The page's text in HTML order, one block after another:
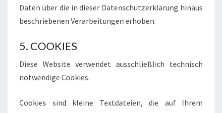
Daten über die in dieser Datenschutzerklärung hinaus
beschriebenen Verarbeitungen erhoben.
5. COOKIES
Diese Website verwendet ausschließlich technisch
notwendige Cookies.
Cookies sind kleine Textdateien, die auf Ihrem